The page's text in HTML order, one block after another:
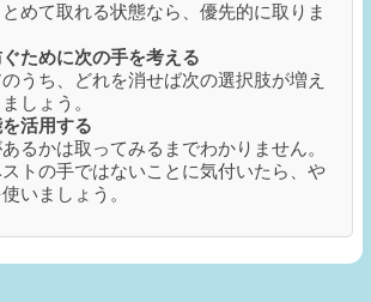
めて取れる状態なら、優先的に取りま
ために次の手を考える
うち、どれを消せば次の選択肢が増え
しょう。
活用する
るかは取ってみるまでわかりません。
トの手ではないことに気付いたら、や
いましょう。